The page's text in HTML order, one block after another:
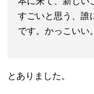
すごいと思う、誰
です。かっこいい
とありました。